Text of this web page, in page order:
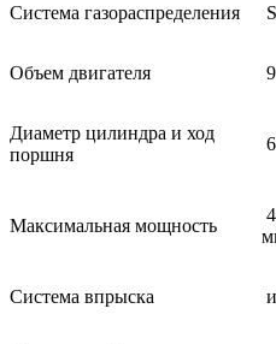
Система газораспределения
Объем двигателя
Диаметр цилиндра и ход
поршня
Максимальная мощность
Система впрыска